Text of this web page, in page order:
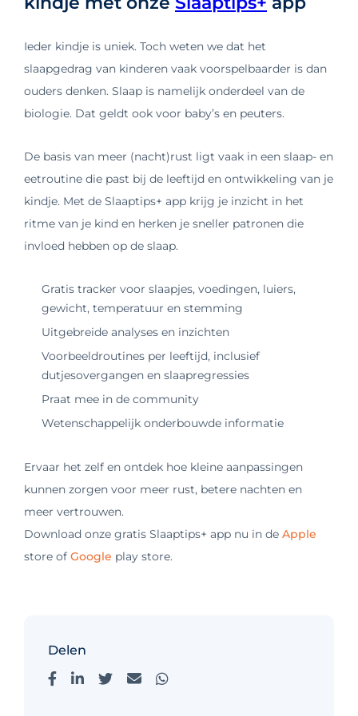
Ieder kindje is uniek. Toch weten we dat het
slaapgedrag van kinderen vaak voorspelbaarder is dan
ouders denken. Slaap is namelijk onderdeel van de
biologie. Dat geldt ook voor baby’s en peuters.
De basis van meer (nacht)rust ligt vaak in een slaap- en
eetroutine die past bij de leeftijd en ontwikkeling van je
kindje. Met de Slaaptips+ app krijg je inzicht in het
ritme van je kind en herken je sneller patronen die
invloed hebben op de slaap.
Gratis tracker voor slaapjes, voedingen, luiers,
gewicht, temperatuur en stemming
Uitgebreide analyses en inzichten
Voorbeeldroutines per leeftijd, inclusief
dutjesovergangen en slaapregressies
Praat mee in de community
Wetenschappelijk onderbouwde informatie
Ervaar het zelf en ontdek hoe kleine aanpassingen
kunnen zorgen voor meer rust, betere nachten en
meer vertrouwen.
Download onze gratis Slaaptips+ app nu in de Apple
store of Google play store.
Delen